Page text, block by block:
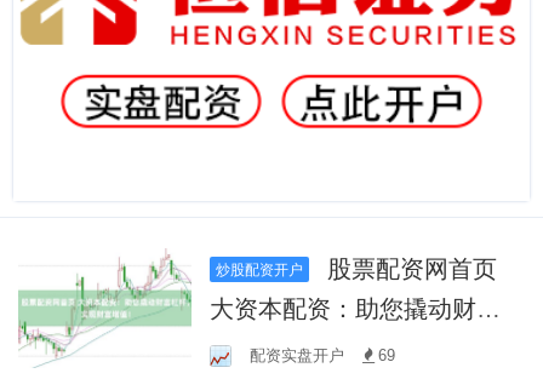
炒股配资开户
大资本配资：助您撬动财富
杠杆，实现财富增值！
配资实盘开户 69